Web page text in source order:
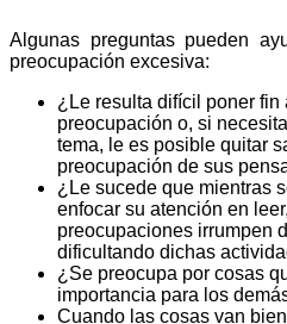
Algunas preguntas pueden
preocupación excesiva:
¿Le resulta difícil poner fin
preocupación o, si
tema, le es posible quitar
preocupación de sus
¿Le sucede que mientras
enfocar su atención en
preocupaciones irrumpen
dificultando dichas
¿Se preocupa por cosas
importancia para los
Cuando las cosas van